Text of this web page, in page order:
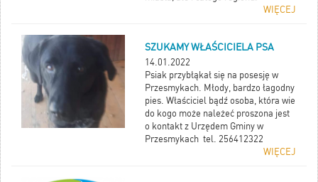
WIĘCEJ
SZUKAMY WŁAŚCICIELA PSA
14.01.2022
Psiak przybłąkał się na posesję w
Przesmykach. Młody, bardzo łagodny
pies. Właściciel bądź osoba, która wie
do kogo może należeć proszona jest
o kontakt z Urzędem Gminy w
Przesmykach tel. 256412322
WIĘCEJ